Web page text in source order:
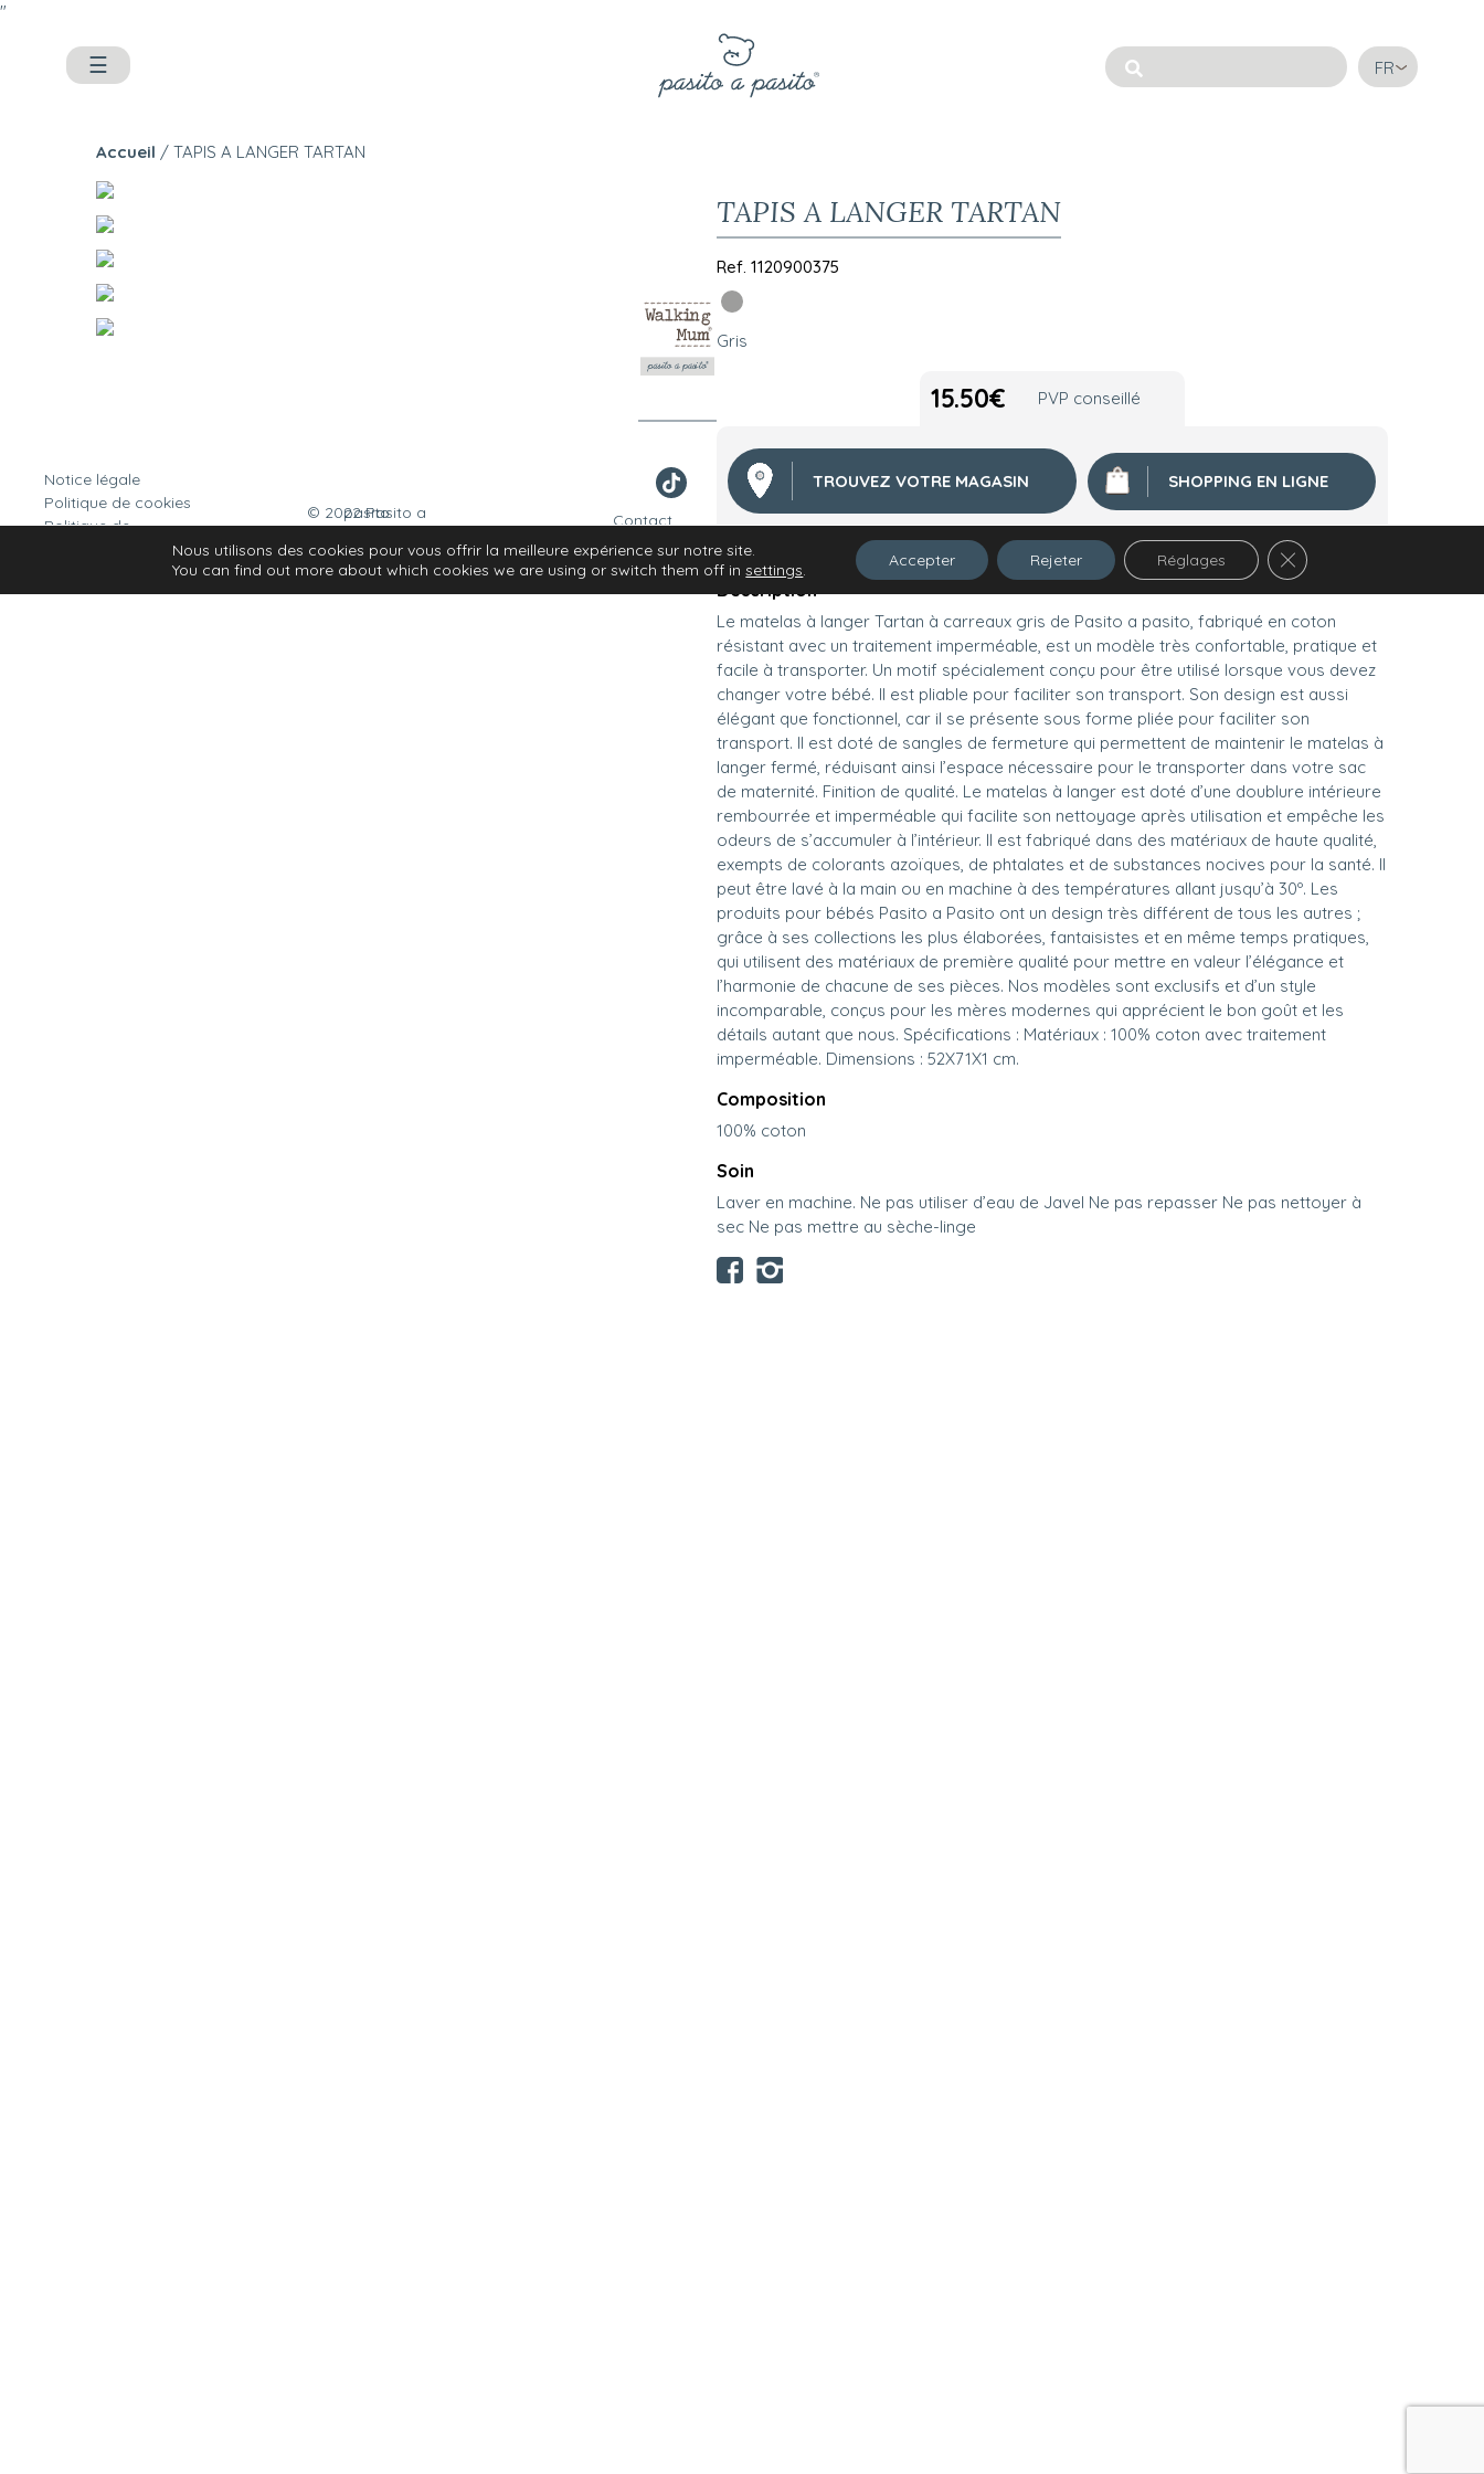
"
☰ FR
Accueil / TAPIS A LANGER TARTAN
TAPIS A LANGER TARTAN
Ref. 1120900375
Gris
15.50€ PVP conseillé
TROUVEZ VOTRE MAGASIN SHOPPING EN LIGNE
Description
Le matelas à langer Tartan à carreaux gris de Pasito a pasito, fabriqué en coton
résistant avec un traitement imperméable, est un modèle très confortable, pratique et
facile à transporter. Un motif spécialement conçu pour être utilisé lorsque vous devez
changer votre bébé. Il est pliable pour faciliter son transport. Son design est aussi
élégant que fonctionnel, car il se présente sous forme pliée pour faciliter son
transport. Il est doté de sangles de fermeture qui permettent de maintenir le matelas à
langer fermé, réduisant ainsi l’espace nécessaire pour le transporter dans votre sac
de maternité. Finition de qualité. Le matelas à langer est doté d’une doublure intérieure
rembourrée et imperméable qui facilite son nettoyage après utilisation et empêche les
odeurs de s’accumuler à l’intérieur. Il est fabriqué dans des matériaux de haute qualité,
exempts de colorants azoïques, de phtalates et de substances nocives pour la santé. Il
peut être lavé à la main ou en machine à des températures allant jusqu’à 30º. Les
produits pour bébés Pasito a Pasito ont un design très différent de tous les autres ;
grâce à ses collections les plus élaborées, fantaisistes et en même temps pratiques,
qui utilisent des matériaux de première qualité pour mettre en valeur l’élégance et
l’harmonie de chacune de ses pièces. Nos modèles sont exclusifs et d’un style
incomparable, conçus pour les mères modernes qui apprécient le bon goût et les
détails autant que nous. Spécifications : Matériaux : 100% coton avec traitement
imperméable. Dimensions : 52X71X1 cm.
Composition
100% coton
Soin
Laver en machine. Ne pas utiliser d’eau de Javel Ne pas repasser Ne pas nettoyer à
sec Ne pas mettre au sèche-linge
Notice légale
Politique de cookies
Politique de
© 2022 Pasito a pasito
Contact
Trouvez votre magasin
Nous utilisons des cookies pour vous offrir la meilleure expérience sur notre site.
You can find out more about which cookies we are using or switch them off insettings. Accepter Rejeter Réglages Fermer la bannière des